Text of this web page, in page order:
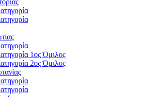
1ος Όμιλος
2ος Όμιλος